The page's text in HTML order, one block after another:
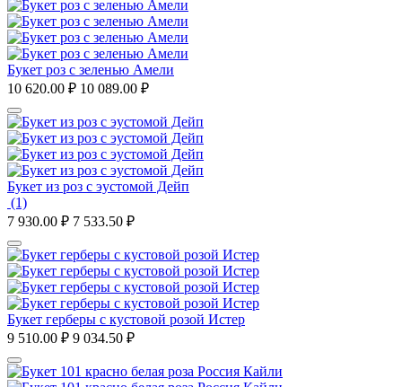
Букет роз с зеленью Амели
10 620.00 ₽ 10 089.00 ₽
Букет из роз с эустомой Дейп
(1)
7 930.00 ₽ 7 533.50 ₽
Букет герберы с кустовой розой Истер
9 510.00 ₽ 9 034.50 ₽